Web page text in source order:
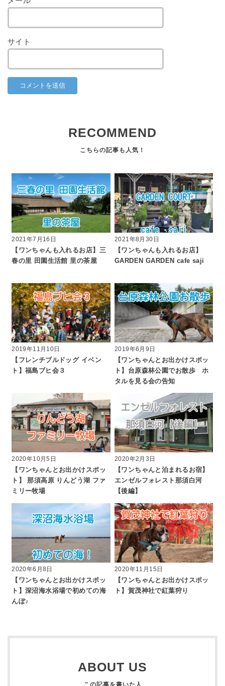
サイト
RECOMMEND
2021年7月16日
【ワンちゃんも入れるお店】三
春の里 田園生活館 里の茶屋
2021年8月30日
【ワンちゃんも入れるお店】
GARDEN GARDEN cafe saji
2019年11月10日
【フレンチブルドッグ イベン
ト】福島ブヒ会３
2019年6月9日
【ワンちゃんとお出かけスポッ
ト】台原森林公園でお散歩 ホ
タルを見る会の告知
2020年10月5日
【ワンちゃんとお出かけスポッ
ト】 那須高原 りんどう湖 ファ
ミリー牧場
2020年2月3日
【ワンちゃんと泊まれるお宿】
エンゼルフォレスト那須白河
【後編】
2020年6月8日
【ワンちゃんとお出かけスポッ
ト】深沼海水浴場で初めての海
んぽ♪
2020年11月15日
【ワンちゃんとお出かけスポッ
ト】賀茂神社で紅葉狩り
ABOUT US